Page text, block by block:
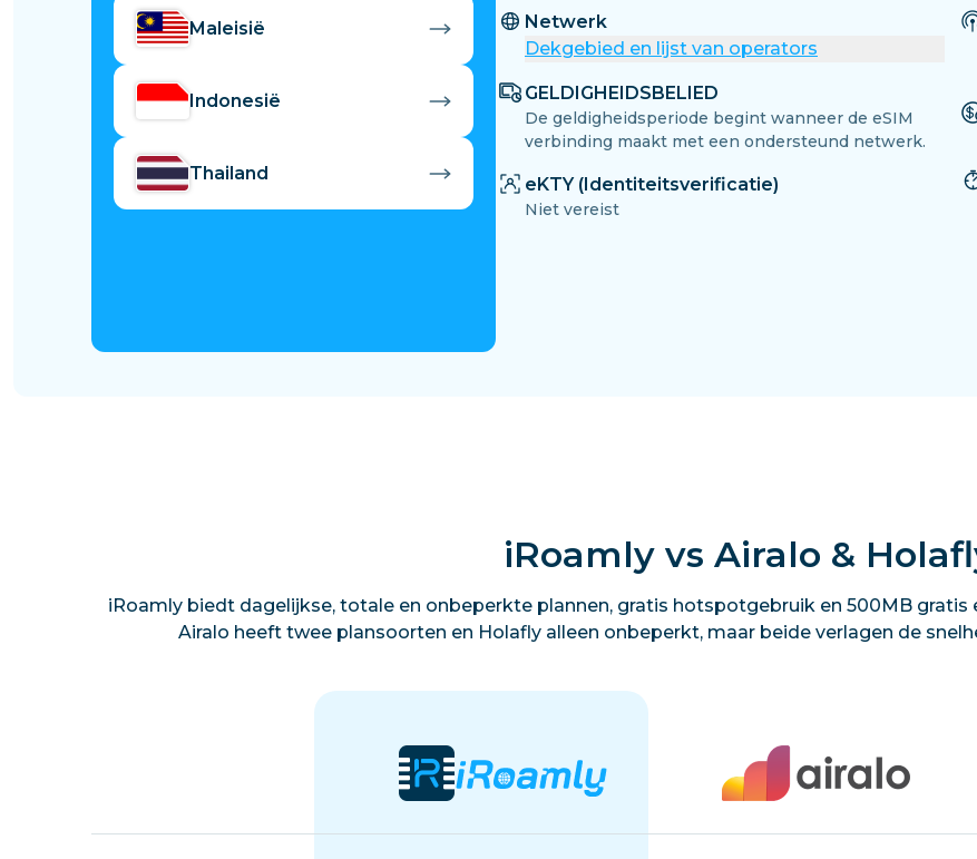
Maleisië
Indonesië
Thailand
Netwerk
Dekgebied en lijst van operators
GELDIGHEIDSBELIED
De geldigheidsperiode begint wanneer de eSIM
verbinding maakt met een ondersteund netwerk.
eKTY (Identiteitsverificatie)
Niet vereist
iRoamly vs Airalo &
iRoamly biedt dagelijkse, totale en onbeperkte plannen, gratis hotspotgebruik en 500MB gratis
Airalo heeft twee plansoorten en Holafly alleen onbeperkt, maar beide verlagen de